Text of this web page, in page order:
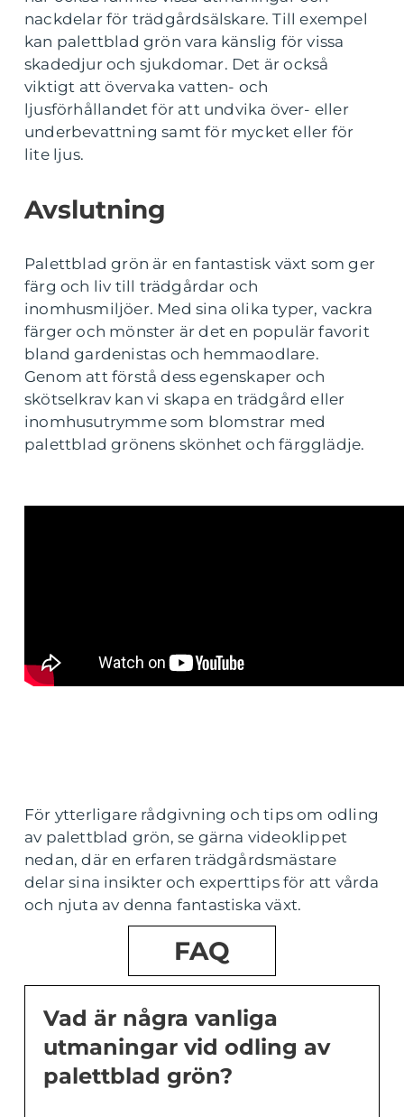
nackdelar för trädgårdsälskare. Till exempel
kan palettblad grön vara känslig för vissa
skadedjur och sjukdomar. Det är också
viktigt att övervaka vatten- och
ljusförhållandet för att undvika över- eller
underbevattning samt för mycket eller för
lite ljus.
Avslutning
Palettblad grön är en fantastisk växt som ger
färg och liv till trädgårdar och
inomhusmiljöer. Med sina olika typer, vackra
färger och mönster är det en populär favorit
bland gardenistas och hemmaodlare.
Genom att förstå dess egenskaper och
skötselkrav kan vi skapa en trädgård eller
inomhusutrymme som blomstrar med
palettblad grönens skönhet och färgglädje.
För ytterligare rådgivning och tips om odling
av palettblad grön, se gärna videoklippet
nedan, där en erfaren trädgårdsmästare
delar sina insikter och experttips för att vårda
och njuta av denna fantastiska växt.
FAQ
Vad är några vanliga
utmaningar vid odling av
palettblad grön?